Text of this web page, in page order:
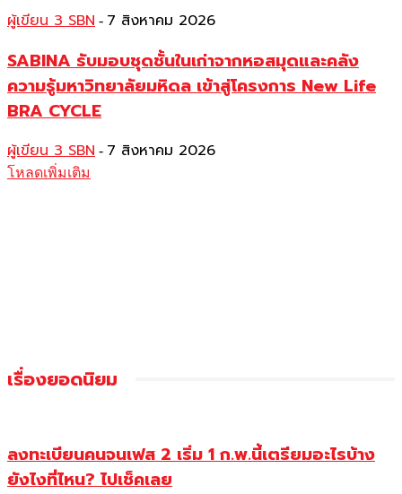
ผู้เขียน 3 SBN - 7 สิงหาคม 2026
SABINA รับมอบชุดชั้นในเก่าจากหอสมุดและคลัง
ความรู้มหาวิทยาลัยมหิดล เข้าสู่โครงการ New Life
BRA CYCLE
ผู้เขียน 3 SBN - 7 สิงหาคม 2026
โหลดเพิ่มเติม
เรื่องยอดนิยม
ลงทะเบียนคนจนเฟส 2 เริ่ม 1 ก.พ.นี้เตรียมอะไรบ้าง
ยังไงที่ไหน? ไปเช็คเลย